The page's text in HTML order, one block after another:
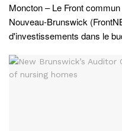
Moncton – Le Front
Nouveau-Brunswick
d'investissements dans le